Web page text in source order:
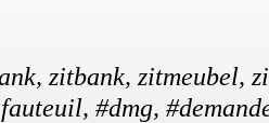
zitbank, zitmeubel,
#dmg,